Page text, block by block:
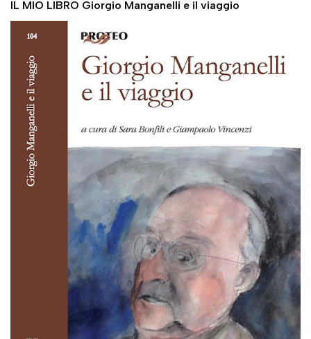
IL MIO LIBRO Giorgio Manganelli e il viaggio